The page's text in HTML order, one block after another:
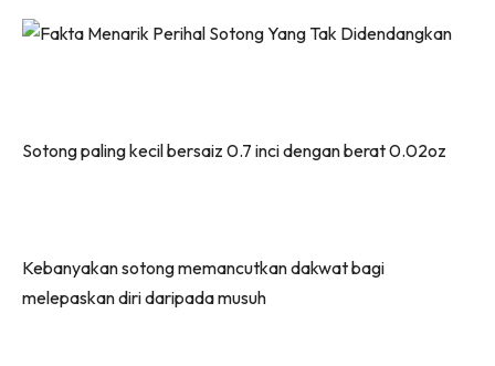
Sotong paling kecil bersaiz 0.7 inci dengan berat 0.02oz
Kebanyakan sotong memancutkan dakwat bagi
melepaskan diri daripada musuh